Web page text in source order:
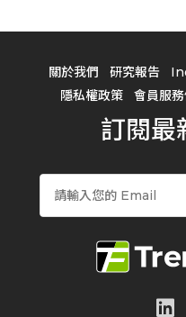
關於我們 研究報告
隱私權政策
會員服
訂閱最